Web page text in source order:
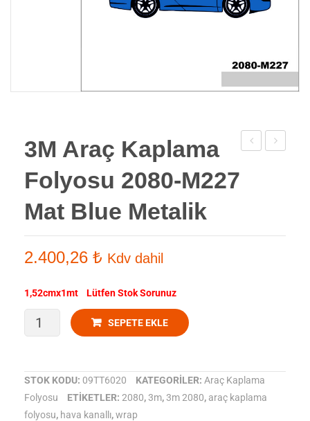
M211S120
3M Araç Kaplama
Folyosu 2080-M227
Mat Blue Metalik
2.400,26 ₺ Kdv dahil
1,52cmx1mt Lütfen Stok Sorunuz
3M
Kaplama
Folyosu
SEPETE EKLE
STOK KODU: 09TT6020 KATEGORILER: Araç Kaplama
Folyosu
ETIKETLER: 2080,3m,3m 2080, araç kaplama
folyosu, hava kanallı,wrap